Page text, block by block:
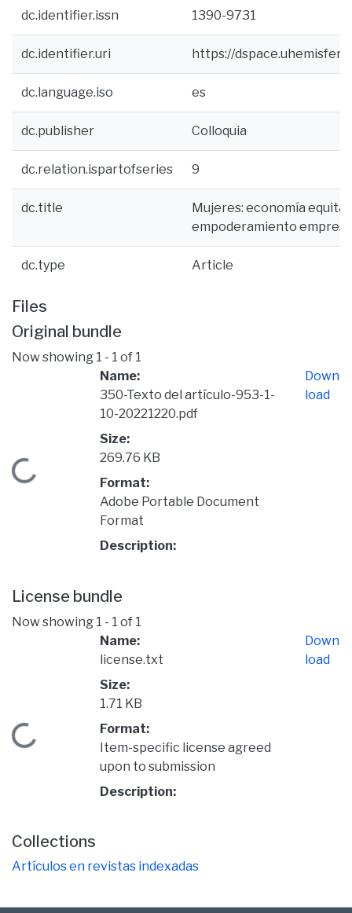
dc.identifier.issn 1390-9731
dc.identifier.uri https://
dc.language.iso es
dc.publisher Colloquia
dc.relation.ispartofseries 9
dc.title
Mujeres: economía
empoderamiento
dc.type Article
Files
Original bundle
Now showing 1 - 1 of 1
Loading...
Name:
350-Texto del artículo-953-1-
10-20221220.pdf
Size:
269.76 KB
Format:
Adobe Portable Document
Format
Description:
Down
load
License bundle
Now showing 1 - 1 of 1
Loading...
Name:
license.txt
Size:
1.71 KB
Format:
Item-specific license agreed
upon to submission
Description:
Down
load
Collections
Artículos en revistas indexadas